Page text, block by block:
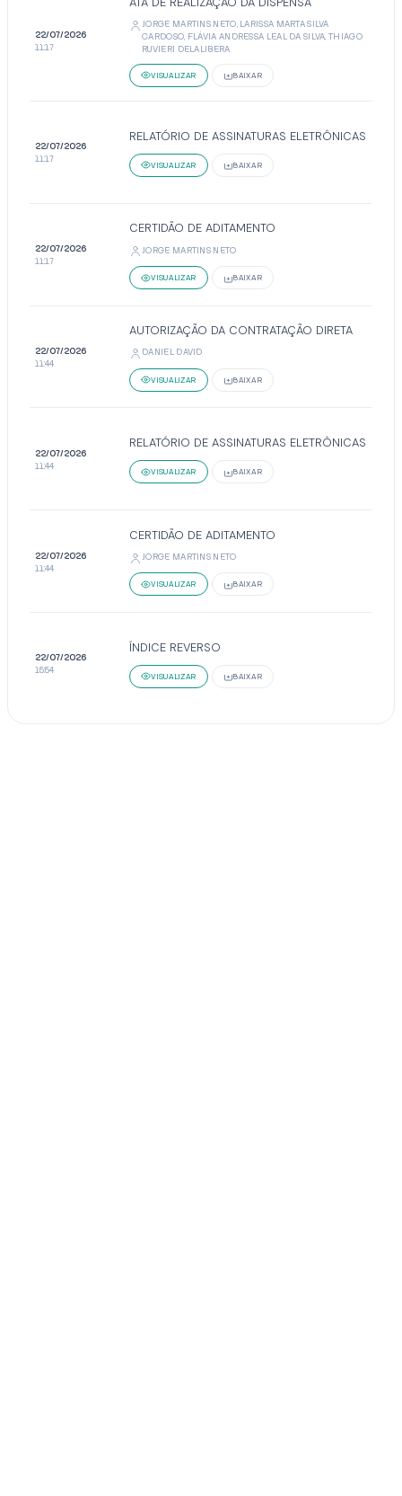
22/07/2026
11:17
JORGE MARTINS NETO, LARISSA MARTA SILVA
CARDOSO, FLÁVIA ANDRESSA LEAL DA SILVA, THIAGO
RUVIERI DELALIBERA
VISUALIZAR BAIXAR
22/07/2026
11:17
RELATÓRIO DE ASSINATURAS ELETRÔNICAS
VISUALIZAR BAIXAR
22/07/2026
11:17
CERTIDÃO DE ADITAMENTO
JORGE MARTINS NETO
VISUALIZAR BAIXAR
22/07/2026
11:44
AUTORIZAÇÃO DA CONTRATAÇÃO DIRETA
DANIEL DAVID
VISUALIZAR BAIXAR
22/07/2026
11:44
RELATÓRIO DE ASSINATURAS ELETRÔNICAS
VISUALIZAR BAIXAR
22/07/2026
11:44
CERTIDÃO DE ADITAMENTO
JORGE MARTINS NETO
VISUALIZAR BAIXAR
22/07/2026
15:54
ÍNDICE REVERSO
VISUALIZAR BAIXAR